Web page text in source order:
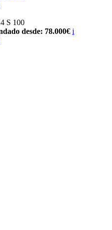
S 100
desde: 78.000€ i